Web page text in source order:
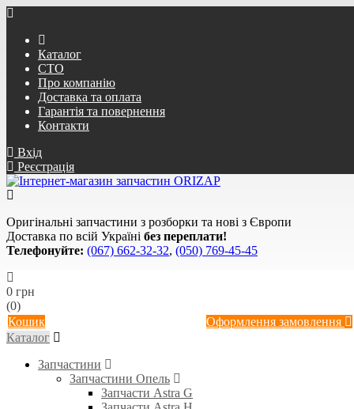
Каталог
СТО
Про компанію
Доставка та оплата
Гарантія та повернення
Контакти
Вхід
Реєстрація
Оригінальні запчастини з розборки та нові з Європи
Доставка по всій Україні без переплати!
Телефонуйте: (067) 662-32-32, (050) 769-45-45
0 грн
(0)
Кошик
Оформлення замовлення
Каталог
Запчастини
Запчастини Опель
Запчасти Astra G